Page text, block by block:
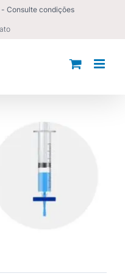
Consulte condições